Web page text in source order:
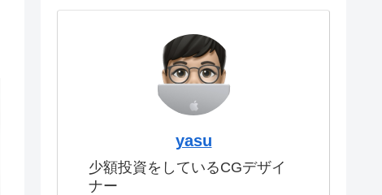
yasu
少額投資をしているCGデザイ
ナー